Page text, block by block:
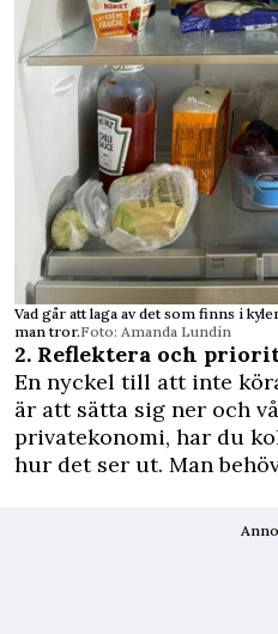
Vad går att laga av det som finns i
man tror.Foto: Amanda Lundin
2. Reflektera och
En nyckel till att inte
är att sätta sig ner och
privatekonomi, har du
hur det ser ut. Man